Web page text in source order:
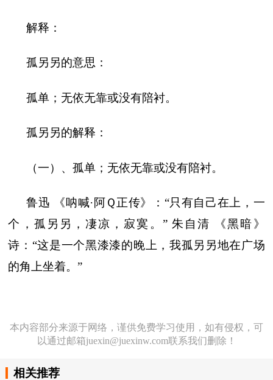
解释：
孤另另的意思：
孤单；无依无靠或没有陪衬。
孤另另的解释：
（一）、孤单；无依无靠或没有陪衬。
鲁迅 《呐喊·阿Ｑ正传》：“只有自己在上，一
个，孤另另，凄凉，寂寞。” 朱自清 《黑暗》
诗：“这是一个黑漆漆的晚上，我孤另另地在广场
的角上坐着。”
本内容部分来源于网络，谨供免费学习使用，如有侵权，可
以通过邮箱juexin@juexinw.com联系我们删除！
相关推荐